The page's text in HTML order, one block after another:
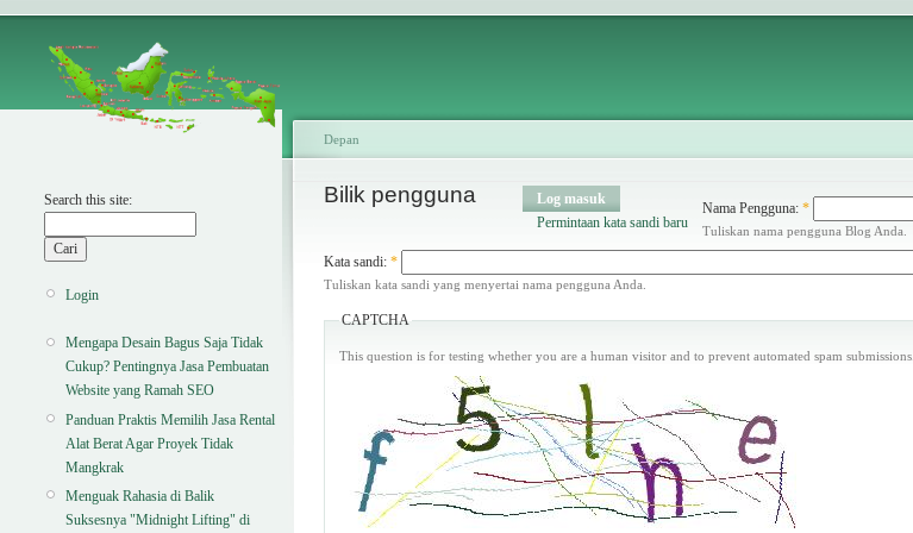
Search this site:
Login
Mengapa Desain Bagus Saja Tidak
Cukup? Pentingnya Jasa Pembuatan
Website yang Ramah SEO
Panduan Praktis Memilih Jasa Rental
Alat Berat Agar Proyek Tidak
Mangkrak
Menguak Rahasia di Balik
Suksesnya "Midnight Lifting" di
Depan
Bilik pengguna
Log masuk
Permintaan kata sandi baru
Nama Pengguna:*
Tuliskan nama pengguna Blog Anda.
Kata sandi: *
Tuliskan kata sandi yang menyertai nama pengguna Anda.
CAPTCHA
This question is for testing whether you are a human visitor and to prevent automated spam submissions.